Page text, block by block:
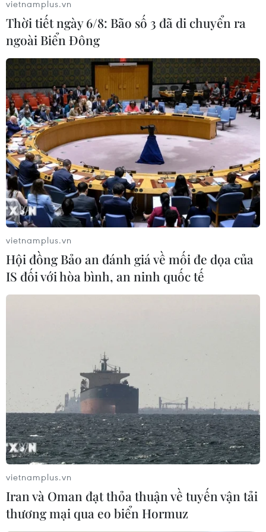
vietnamplus.vn
Thời tiết ngày 6/8: Bão số 3 đã di chuyển ra
ngoài Biển Đông
vietnamplus.vn
Hội đồng Bảo an đánh giá về mối đe dọa của
IS đối với hòa bình, an ninh quốc tế
vietnamplus.vn
Iran và Oman đạt thỏa thuận về tuyến vận tải
thương mại qua eo biển Hormuz